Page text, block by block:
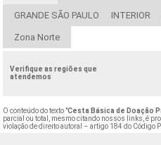
GRANDE SÃO PAULO INTERIOR
Zona Norte
Verifique as regiões que
atendemos
O conteúdo do texto "Cesta Básica de Doação
parcial ou total, mesmo citando nossos links, é
violação de direito autoral – artigo 184 do Código